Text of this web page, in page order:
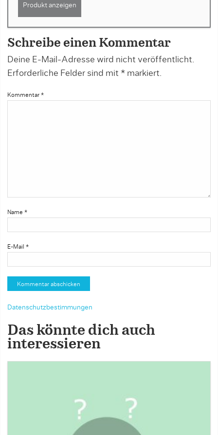
Produkt anzeigen
Schreibe einen Kommentar
Deine E-Mail-Adresse wird nicht veröffentlicht.
Erforderliche Felder sind mit * markiert.
Kommentar *
Name *
E-Mail *
Datenschutzbestimmungen
Das könnte dich auch
interessieren